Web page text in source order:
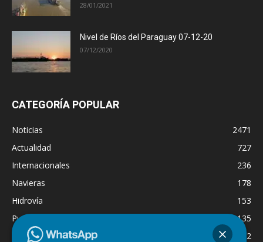
28/01/2021
Nivel de Ríos del Paraguay 07-12-20
07/12/2020
CATEGORÍA POPULAR
Noticias
2471
Actualidad
727
Internacionales
236
Navieras
178
Hidrovía
153
Puertos
135
Economía
132